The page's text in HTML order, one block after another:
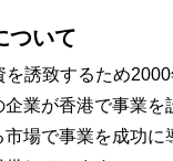
ついて
誘致するため
業が香港で事業を
場で事業を成功に